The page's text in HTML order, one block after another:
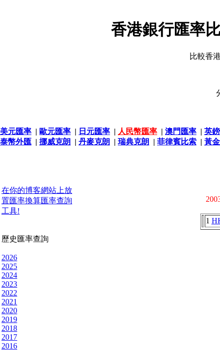
香港銀行匯率
比較香
美元匯率 | 歐元匯率 | 日元匯率 | 人民幣匯率 | 澳門匯率 | 英
泰幣外匯 | 挪威克朗 | 丹麥克朗 | 瑞典克朗 | 菲律賓比索 | 黃
在你的博客網站上放
置匯率換算匯率查詢
工具!
歷史匯率查詢
2026
2025
2024
2023
2022
2021
2020
2019
2018
2017
2016
1